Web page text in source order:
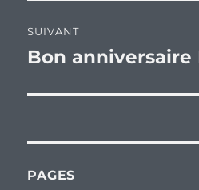
SUIVANT
Publication
Bon anniversaire
PAGES